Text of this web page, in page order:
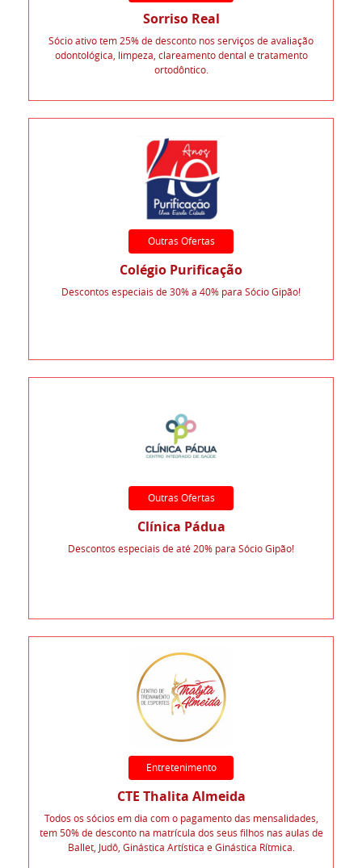
Sorriso Real
Sócio ativo tem 25% de desconto nos serviços de avaliação
odontológica, limpeza, clareamento dental e tratamento
ortodôntico.
Outras Ofertas
Colégio Purificação
Descontos especiais de 30% a 40% para Sócio Gipão!
Outras Ofertas
Clínica Pádua
Descontos especiais de até 20% para Sócio Gipão!
Entretenimento
CTE Thalita Almeida
Todos os sócios em dia com o pagamento das mensalidades,
tem 50% de desconto na matrícula dos seus filhos nas aulas de
Ballet, Judô, Ginástica Artística e Ginástica Rítmica.